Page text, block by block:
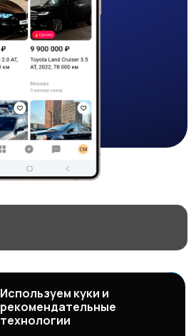
Используем куки и
рекомендательные
технологии